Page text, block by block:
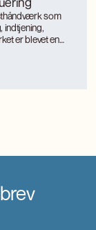
som
indtjening,
er blevet en